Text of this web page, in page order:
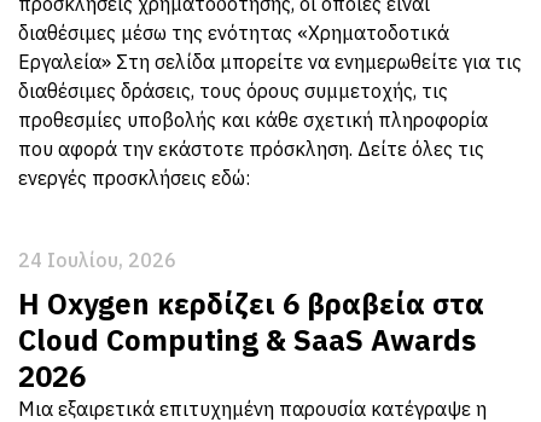
διαθέσιμες μέσω της ενότητας «Χρηματοδοτικά
Εργαλεία» Στη σελίδα μπορείτε να ενημερωθείτε για τις
διαθέσιμες δράσεις, τους όρους συμμετοχής, τις
προθεσμίες υποβολής και κάθε σχετική πληροφορία
που αφορά την εκάστοτε πρόσκληση. Δείτε όλες τις
ενεργές προσκλήσεις εδώ:
24 Ιουλίου, 2026
Η Oxygen κερδίζει 6 βραβεία στα
Cloud Computing & SaaS Awards
2026
Μια εξαιρετικά επιτυχημένη παρουσία κατέγραψε η